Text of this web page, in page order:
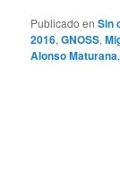
Publicado en Sin
2016,GNOSS,
Alonso Maturana,